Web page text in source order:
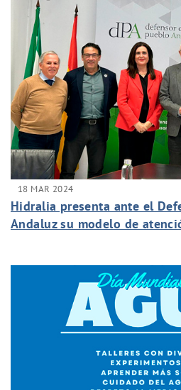
18 MAR 2024
Hidralia presenta ante el
Andaluz su modelo de